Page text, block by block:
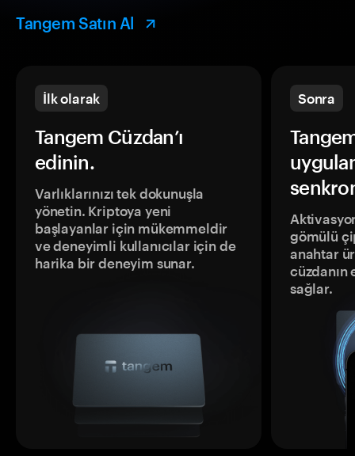
Tangem Satın Al
İlk olarak
Tangem Cüzdan’ı
edinin.
Varlıklarınızı tek dokunuşla
yönetin. Kriptoya yeni
başlayanlar için mükemmeldir
ve deneyimli kullanıcılar için de
harika bir deneyim sunar.
Sonra
gömülü
anahtar
sağlar.